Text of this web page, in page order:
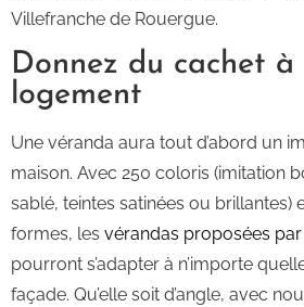
Villefranche de Rouergue.
Donnez du cachet à
logement
Une véranda aura tout d’abord un
maison. Avec 250 coloris (imitation
sablé, teintes satinées ou brillantes)
formes, les vérandas proposées
pourront s’adapter à n’importe
façade. Qu’elle soit d’angle, avec